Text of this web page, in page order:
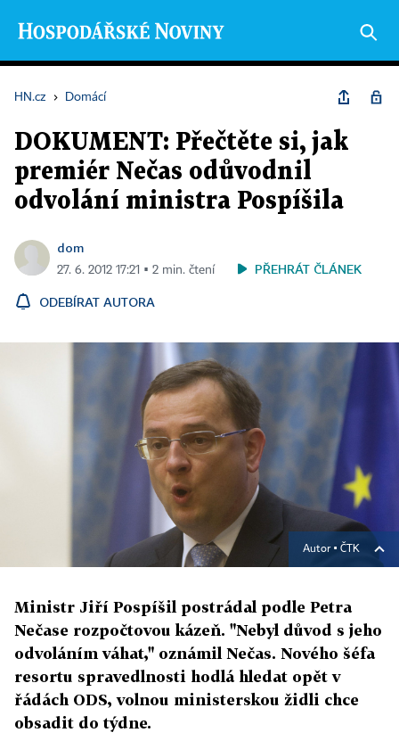
HN.cz › Domácí
DOKUMENT: Přečtěte si, jak
premiér Nečas odůvodnil
odvolání ministra Pospíšila
dom
27. 6. 2012 17:21 ▪ 2 min. čtení PŘEHRÁT ČLÁNEK
ODEBÍRAT AUTORA
Autor ▪ ČTK
Ministr Jiří Pospíšil postrádal podle Petra
Nečase rozpočtovou kázeň. "Nebyl důvod s jeho
odvoláním váhat," oznámil Nečas. Nového šéfa
resortu spravedlnosti hodlá hledat opět v
řádách ODS, volnou ministerskou židli chce
obsadit do týdne.